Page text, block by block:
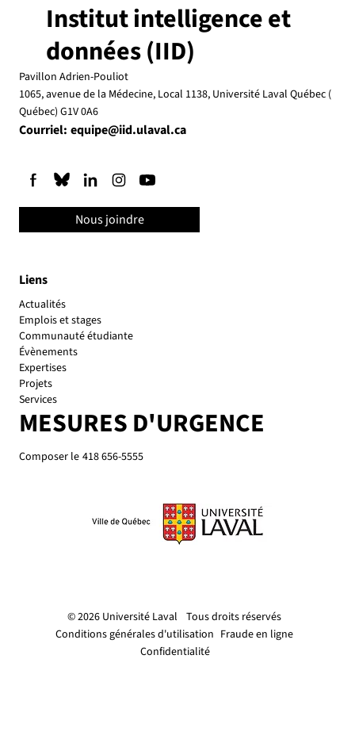
© 2026 Université Laval Tous droits réservés
Conditions générales d'utilisation Fraude en ligne
Confidentialité
Liens
Actualités
Emplois et stages
Communauté étudiante
Évènements
Expertises
Projets
Services
MESURES D'URGENCE
Composer le 418 656-5555
Institut intelligence et
données (IID)
Pavillon Adrien-Pouliot
1065, avenue de la Médecine, Local 1138, Université Laval Québec (
Québec) G1V 0A6
Courriel: equipe@iid.ulaval.ca
Nous joindre